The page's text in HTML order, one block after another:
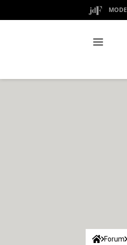
MODE
Forum